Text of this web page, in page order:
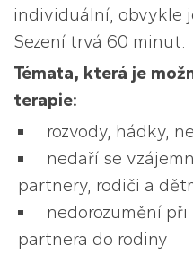
individuální, obvykle
Sezení trvá 60 minut.
Témata, která je
terapie:
rozvody, hádky,
nedaří se
partnery, rodiči a
nedorozumění
partnera do rodiny